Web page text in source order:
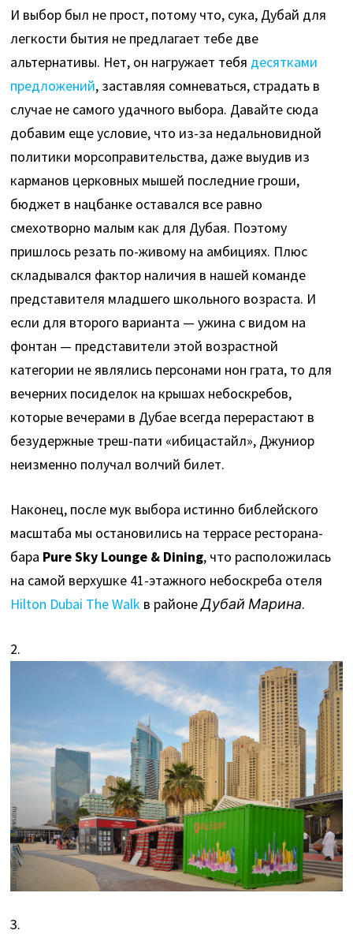
И выбор был не прост, потому что, сука, Дубай для
легкости бытия не предлагает тебе две
альтернативы. Нет, он нагружает тебя десятками
предложений, заставляя сомневаться, страдать в
случае не самого удачного выбора. Давайте сюда
добавим еще условие, что из-за недальновидной
политики морсоправительства, даже выудив из
карманов церковных мышей последние гроши,
бюджет в нацбанке оставался все равно
смехотворно малым как для Дубая. Поэтому
пришлось резать по-живому на амбициях. Плюс
складывался фактор наличия в нашей команде
представителя младшего школьного возраста. И
если для второго варианта — ужина с видом на
фонтан — представители этой возрастной
категории не являлись персонами нон грата, то для
вечерних посиделок на крышах небоскребов,
которые вечерами в Дубае всегда перерастают в
безудержные треш-пати «ибицастайл», Джуниор
неизменно получал волчий билет.
Наконец, после мук выбора истинно библейского
масштаба мы остановились на террасе ресторана-
бара Pure Sky Lounge & Dining, что расположилась
на самой верхушке 41-этажного небоскреба отеля
Hilton Dubai The Walk в районеДубай Марина.
2.
3.